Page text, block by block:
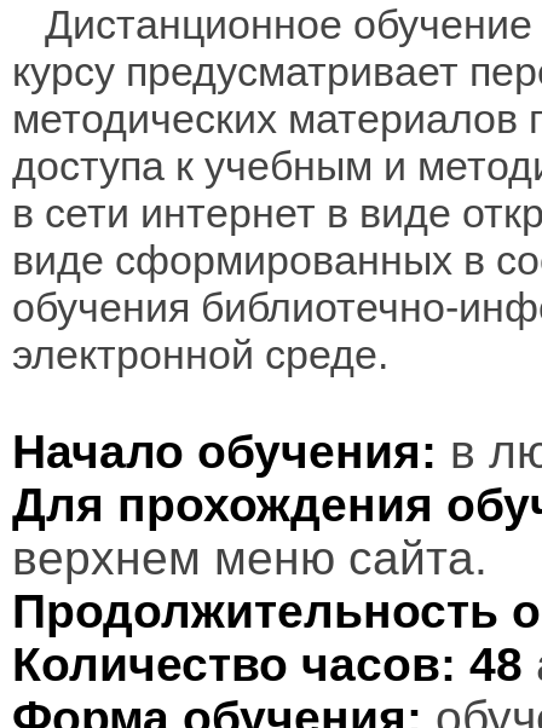
Дистанционное
курсу предусматривает
методических материалов
доступа к учебным и
в сети интернет в виде
виде сформированных в
обучения библиотечно-
электронной среде.
Начало обучения: в
Для прохождения
верхнем меню сайта.
Продолжительность
Количество часов: 48